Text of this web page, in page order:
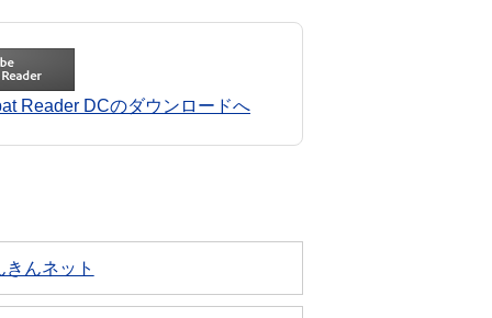
Reader DCのダウンロードへ
きんネット